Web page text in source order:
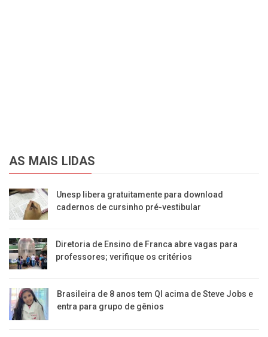
AS MAIS LIDAS
Unesp libera gratuitamente para download
cadernos de cursinho pré-vestibular
Diretoria de Ensino de Franca abre vagas para
professores; verifique os critérios
Brasileira de 8 anos tem QI acima de Steve Jobs e
entra para grupo de gênios